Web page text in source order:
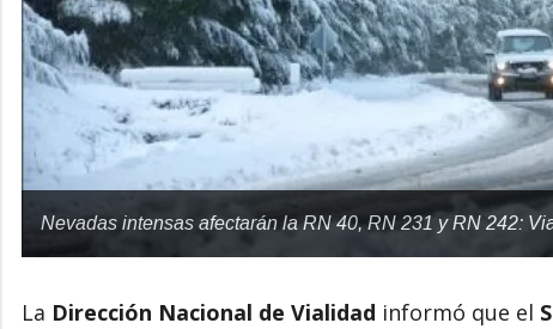
Nevadas intensas afectarán la RN 40, RN 231 y RN 242:
La Dirección Nacional de Vialidad informó que el